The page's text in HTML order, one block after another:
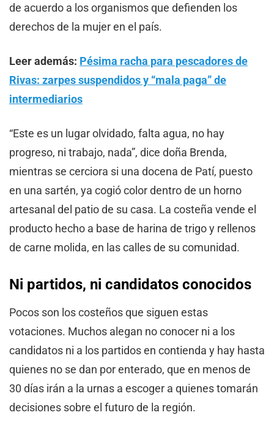
de acuerdo a los organismos que defienden los
derechos de la mujer en el país.
Leer además: Pésima racha para pescadores de
Rivas: zarpes suspendidos y “mala paga” de
intermediarios
“Este es un lugar olvidado, falta agua, no hay
progreso, ni trabajo, nada”, dice doña Brenda,
mientras se cerciora si una docena de Patí, puesto
en una sartén, ya cogió color dentro de un horno
artesanal del patio de su casa. La costeña vende el
producto hecho a base de harina de trigo y rellenos
de carne molida, en las calles de su comunidad.
Ni partidos, ni candidatos conocidos
Pocos son los costeños que siguen estas
votaciones. Muchos alegan no conocer ni a los
candidatos ni a los partidos en contienda y hay hasta
quienes no se dan por enterado, que en menos de
30 días irán a la urnas a escoger a quienes tomarán
decisiones sobre el futuro de la región.